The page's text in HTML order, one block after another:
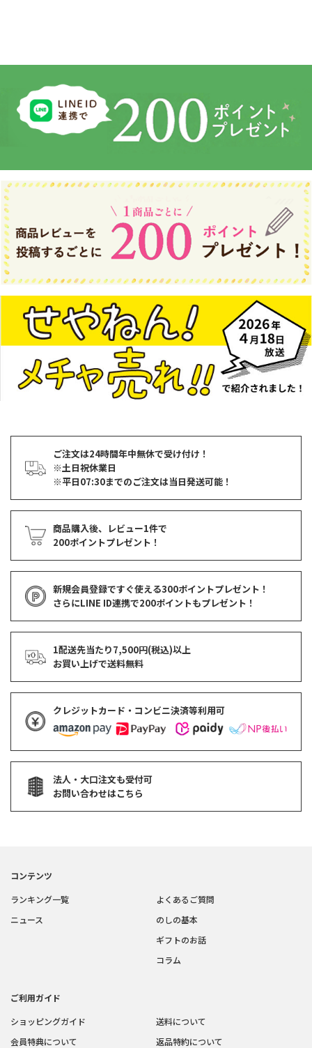
ご注文は24時間年中無休で受け付け！
※土日祝休業日
※平日07:30までのご注文は当日発送可能！
商品購入後、レビュー1件で
200ポイントプレゼント！
新規会員登録ですぐ使える300ポイントプレゼント！
さらにLINE ID連携で200ポイントもプレゼント！
1配送先当たり7,500円(税込)以上
お買い上げで送料無料
クレジットカード・コンビニ決済等利用可
法人・大口注文も受付可
お問い合わせはこちら
コンテンツ
ランキング一覧
ニュース
よくあるご質問
のしの基本
ギフトのお話
コラム
ご利用ガイド
ショッピングガイド
会員特典について
送料について
返品特約について